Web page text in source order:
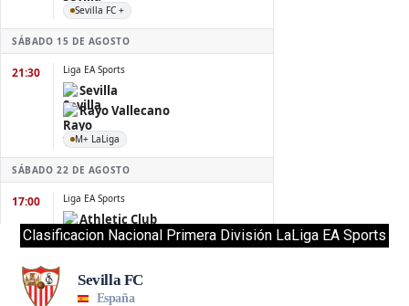
Clasificacion Nacional Primera División LaLiga EA Sports